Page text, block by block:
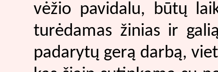
vėžio pavidalu, būtų
turėdamas žinias ir
padarytų gerą darbą,